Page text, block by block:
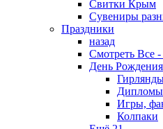
Свитки Крым
Сувениры
Праздники
назад
Смотреть Все
День Рождения
Дипломы
Игры,
Колпаки